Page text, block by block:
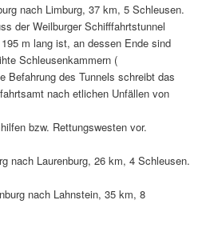
nach Limburg, 37 km, 5 Schleusen.
der Weilburger Schifffahrtstunnel
m lang ist, an dessen Ende sind
Schleusenkammern (
Befahrung des Tunnels schreibt das
nach etlichen Unfällen von
bzw. Rettungswesten vor.
nach Laurenburg, 26 km, 4 Schleusen.
nach Lahnstein, 35 km, 8